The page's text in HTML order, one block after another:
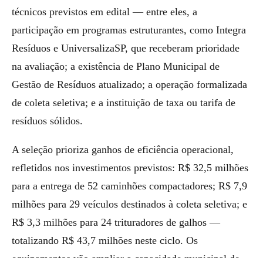
técnicos previstos em edital — entre eles, a
participação em programas estruturantes, como Integra
Resíduos e UniversalizaSP, que receberam prioridade
na avaliação; a existência de Plano Municipal de
Gestão de Resíduos atualizado; a operação formalizada
de coleta seletiva; e a instituição de taxa ou tarifa de
resíduos sólidos.
A seleção prioriza ganhos de eficiência operacional,
refletidos nos investimentos previstos: R$ 32,5 milhões
para a entrega de 52 caminhões compactadores; R$ 7,9
milhões para 29 veículos destinados à coleta seletiva; e
R$ 3,3 milhões para 24 trituradores de galhos —
totalizando R$ 43,7 milhões neste ciclo. Os